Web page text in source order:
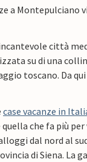
a Montepulciano
città
su di una
toscano. Da
case vacanze in
quella che fa più
dal nord al
di Siena. La